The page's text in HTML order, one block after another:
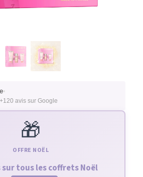
•
avis sur Google
🎁
OFFRE NOËL
tous les coffrets Noël